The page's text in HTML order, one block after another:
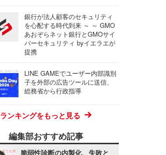
銀行が法人顧客のセキュリティ
を心配する時代到来 ～ ～ GMO
あおぞらネット銀行とGMOサイ
バーセキュリティ byイエラエが
提携
LINE GAMEでユーザー内部識別
子を外部の広告ツールに送信、
総務省から行政指導
ランキングをもっと見る
編集部おすすめ記事
脆弱性診断の内製化、失敗と